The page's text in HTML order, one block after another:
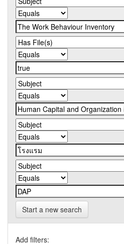
Start a new search
Add filters: